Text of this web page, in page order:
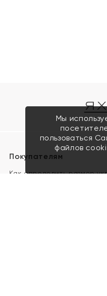
Покупателям
Как определить размер
Мы
пользоваться
файлов